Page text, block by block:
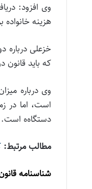
وی افزود:
هزینه
خزعلی درباره
که باید قانون
وی درباره
است، اما در
دستگاه‌ه است.
مطالب مرتبط:
شناسنامه